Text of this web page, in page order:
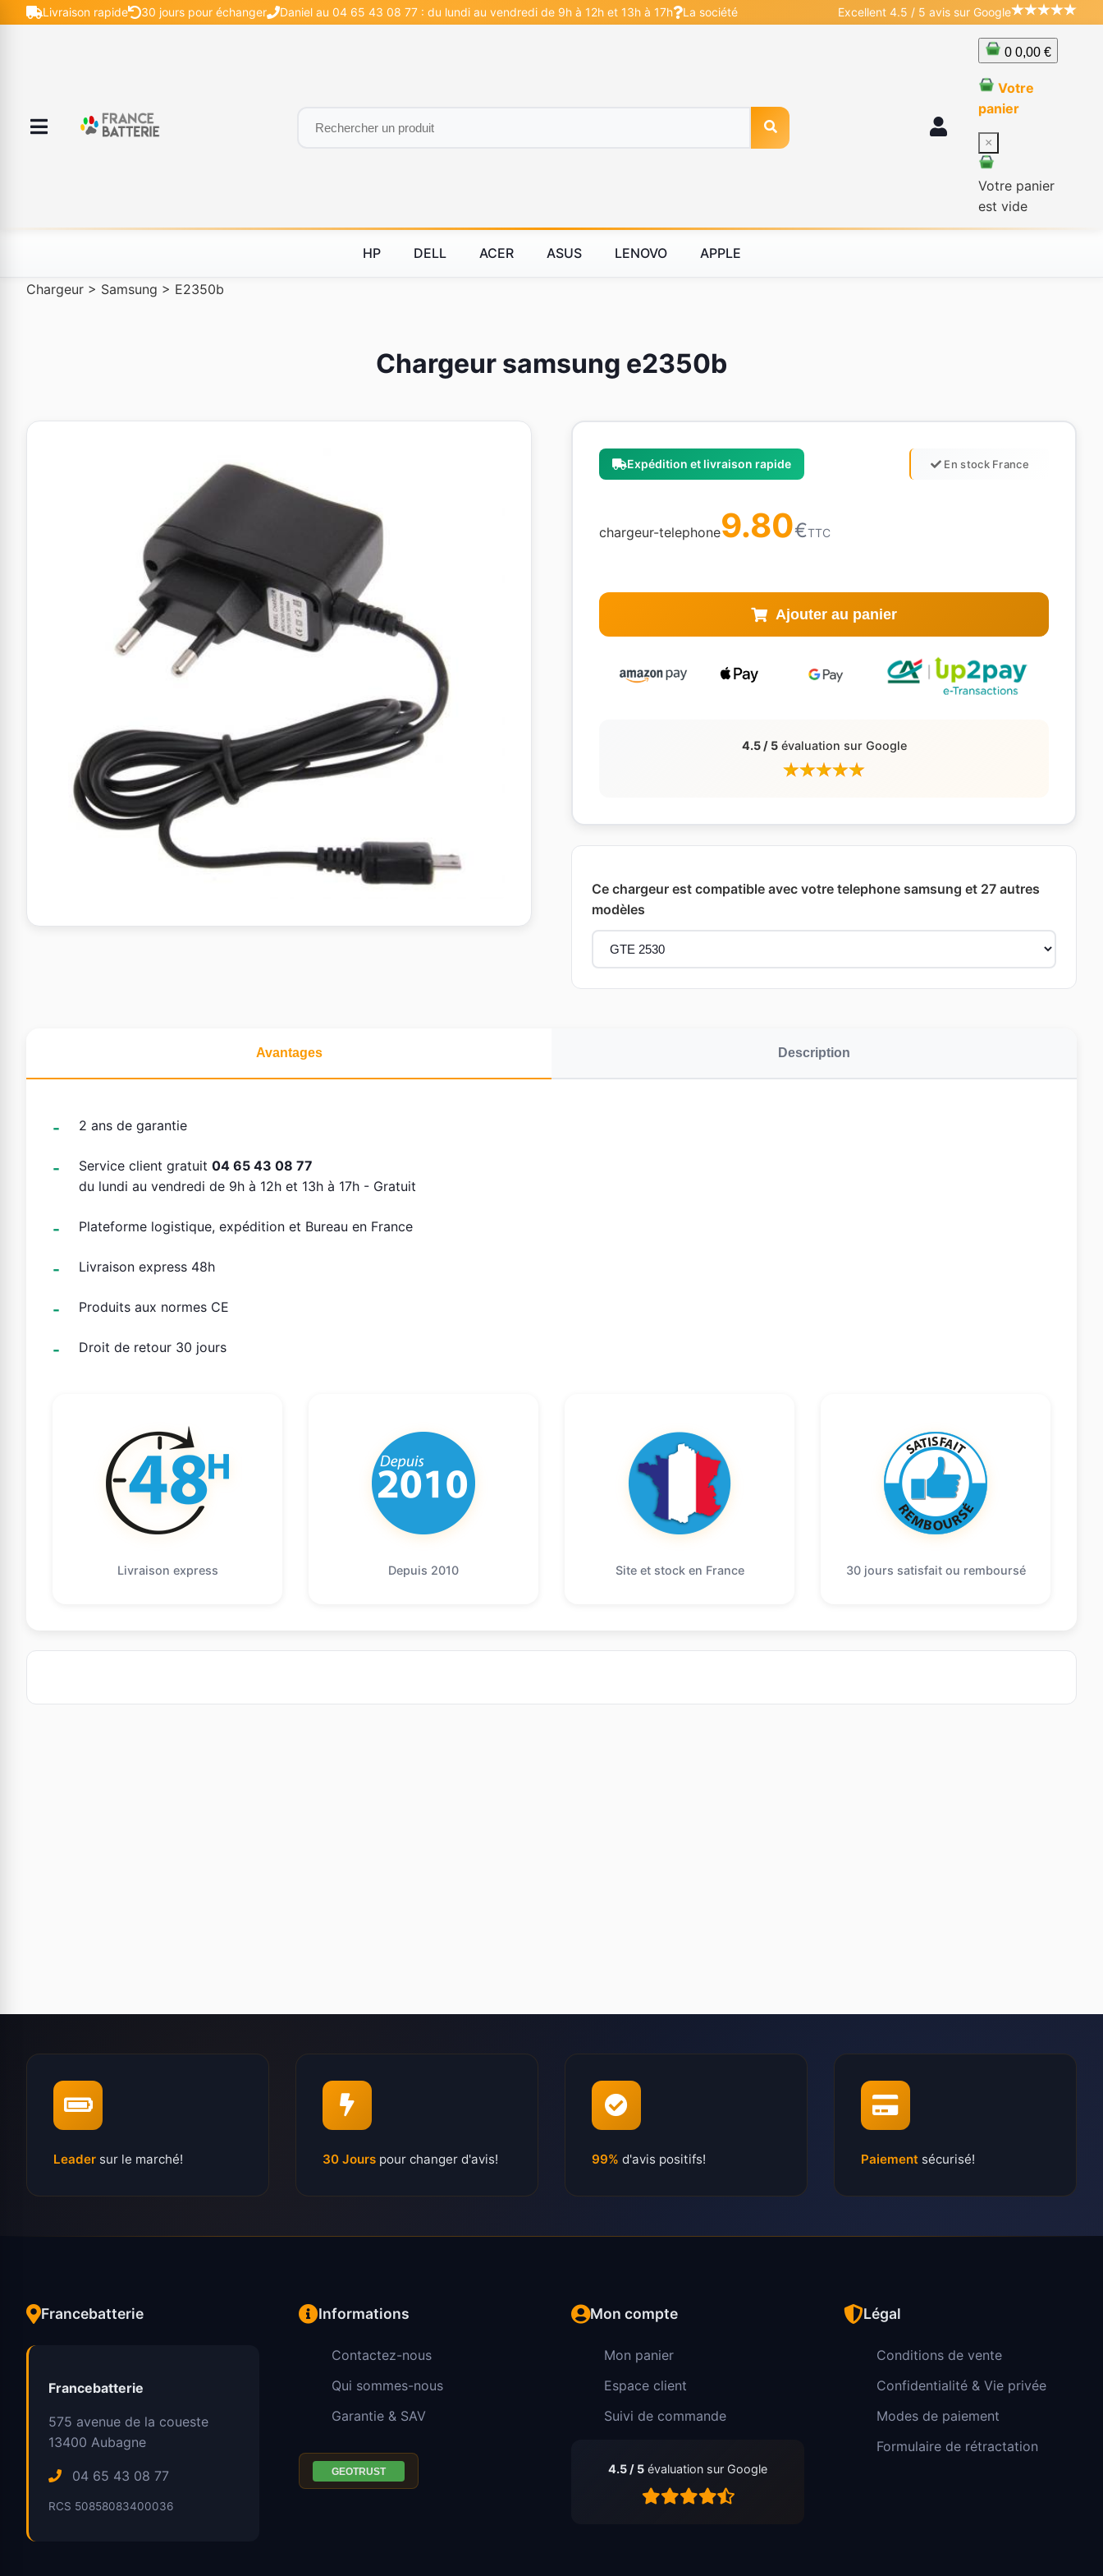
Livraison rapide 30 jours pour échanger Daniel au 04 65 43 08 77 : du lundi au vendredi de 9h à 12h et 13h à 17h La société Excellent 4.5 / 5 avis sur Google
0 0,00 €
Votre
panier
×
Votre panier
est vide
HP DELL ACER ASUS LENOVO APPLE
Chargeur > Samsung > E2350b
Chargeur samsung e2350b
Expédition et livraison rapide En stock France
chargeur-telephone9.80€TTC
Ajouter au panier
4.5 / 5évaluation sur Google
Ce chargeur est compatible avec votre telephone samsung et 27 autres
modèles
Avantages Description
2 ans de garantie
Service client gratuit 04 65 43 08 77
du lundi au vendredi de 9h à 12h et 13h à 17h - Gratuit
Plateforme logistique, expédition et Bureau en France
Livraison express 48h
Produits aux normes CE
Droit de retour 30 jours
Livraison express Depuis 2010 Site et stock en France 30 jours satisfait ou remboursé
Leader sur le marché! 30 Jours pour changer d'avis! 99% d'avis positifs! Paiement sécurisé!
Francebatterie
Francebatterie
575 avenue de la coueste
13400 Aubagne
04 65 43 08 77
RCS 50858083400036
Informations
Contactez-nous
Qui sommes-nous
Garantie & SAV
Mon compte
Mon panier
Espace client
Suivi de commande
4.5 / 5 évaluation sur Google
Légal
Conditions de vente
Confidentialité & Vie privée
Modes de paiement
Formulaire de rétractation